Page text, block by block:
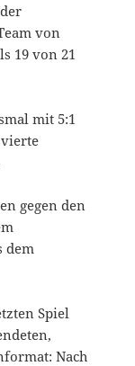
von
19 von 21
mit 5:1
vierte
gegen den
dem
Spiel
Nach